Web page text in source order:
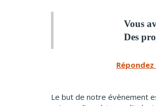
Vous
Des
Le but de notre évènement